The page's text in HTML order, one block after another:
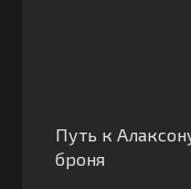
Путь к
броня